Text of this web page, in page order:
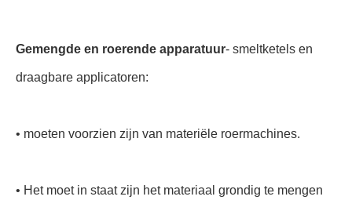
Gemengde en roerende apparatuur- smeltketels en
draagbare applicatoren:
• moeten voorzien zijn van materiële roermachines.
• Het moet in staat zijn het materiaal grondig te mengen